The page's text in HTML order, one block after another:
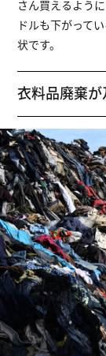
さん買えるよう
ドルも下がって
状です。
衣料品廃棄